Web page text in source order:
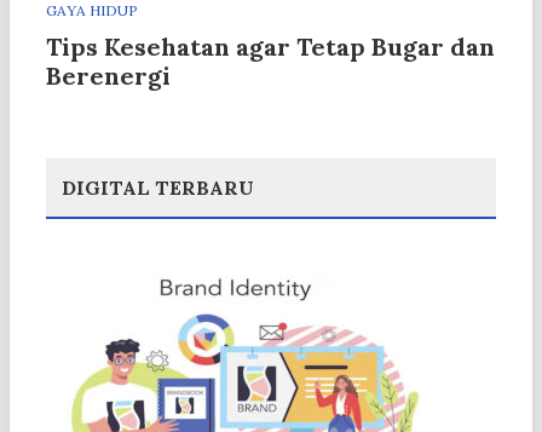
GAYA HIDUP
Tips Kesehatan agar Tetap Bugar dan
Berenergi
DIGITAL TERBARU